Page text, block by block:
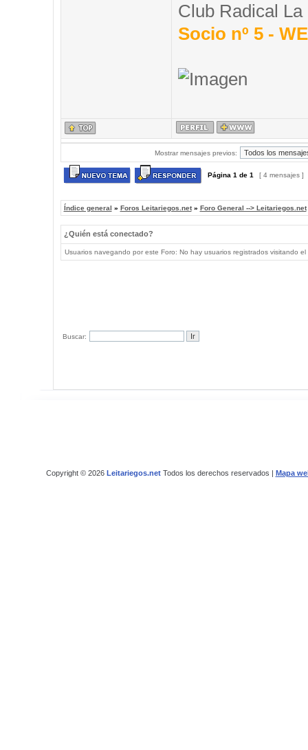
Club Radical La
Socio nº 5 -
Mostrar mensajes previos:
Página 1 de 1 [ 4 mensajes ]
Índice general » Foros Leitariegos.net» Foro General --> Leitariegos.net
¿Quién está conectado?
Usuarios navegando por este Foro: No hay usuarios registrados visitando
Buscar:
Copyright © 2026 Leitariegos.netTodos los derechos reservados | Mapa